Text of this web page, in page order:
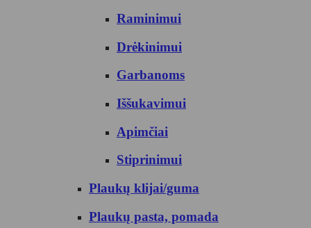
Raminimui
Drėkinimui
Garbanoms
Iššukavimui
Apimčiai
Stiprinimui
Plaukų klijai/guma
Plaukų pasta, pomada